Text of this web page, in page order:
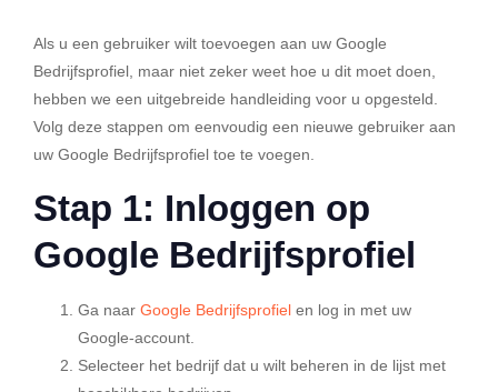
Als u een gebruiker wilt toevoegen aan uw Google
Bedrijfsprofiel, maar niet zeker weet hoe u dit moet doen,
hebben we een uitgebreide handleiding voor u opgesteld.
Volg deze stappen om eenvoudig een nieuwe gebruiker aan
uw Google Bedrijfsprofiel toe te voegen.
Stap 1: Inloggen op
Google Bedrijfsprofiel
Ga naar Google Bedrijfsprofiel en log in met uw
Google-account.
Selecteer het bedrijf dat u wilt beheren in de lijst met